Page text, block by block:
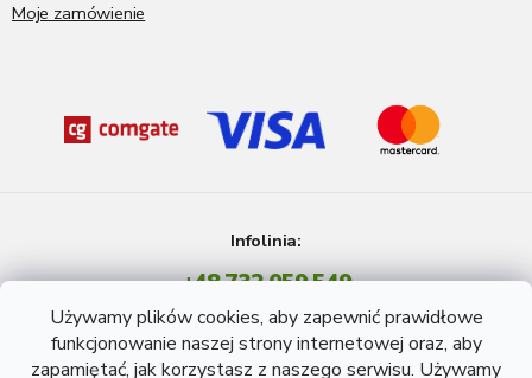
Używamy plików cookies, aby zapewnić prawidłowe
funkcjonowanie naszej strony internetowej oraz, aby
zapamiętać, jak korzystasz z naszego serwisu. Używamy
Moje zamówienie
Infolinia:
+48 732 059 549
Pon - Pt: 8 - 15 godź.
info@atreon.pl